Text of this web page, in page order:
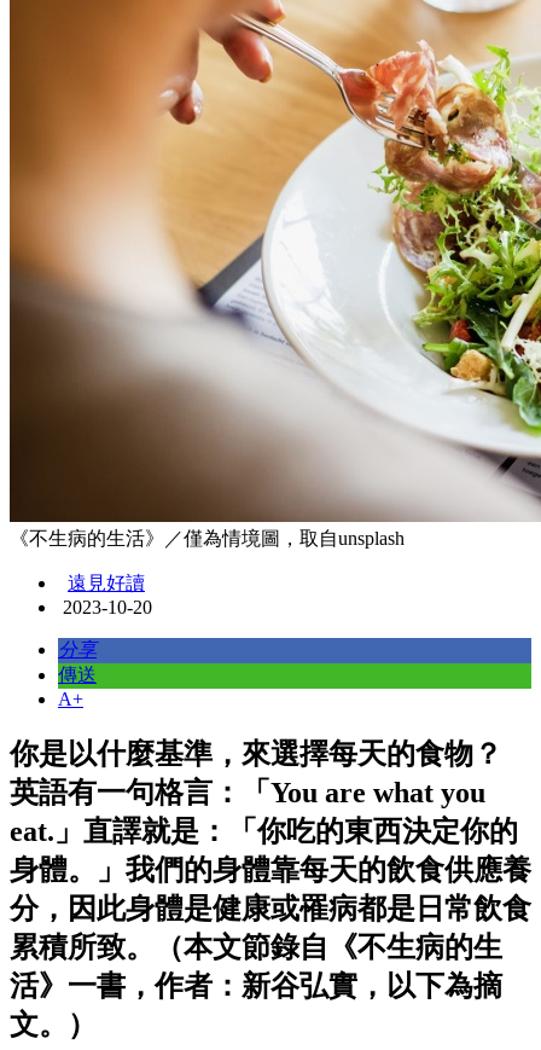
《不生病的生活》／僅為情境圖，取自unsplash
遠見好讀
2023-10-20
分享
傳送
A+
你是以什麼基準，來選擇每天的食物？
英語有一句格言：「You are what you
eat.」直譯就是：「你吃的東西決定你的
身體。」我們的身體靠每天的飲食供應養
分，因此身體是健康或罹病都是日常飲食
累積所致。（本文節錄自《不生病的生
活》一書，作者：新谷弘實，以下為摘
文。）